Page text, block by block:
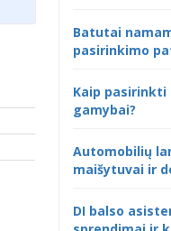
Batutai
pasirinkimo
Kaip
gamybai?
Automobilių
maišytuvai ir
DI balso